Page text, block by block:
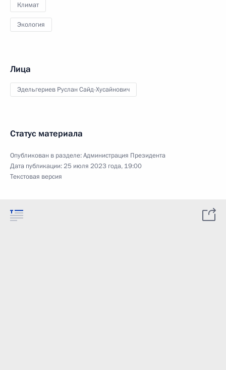
Климат
Экология
Лица
Эдельгериев Руслан Сайд-Хусайнович
Статус материала
Опубликован в разделе:Администрация Президента
Дата публикации:25 июля 2023 года, 19:00
Текстовая версия